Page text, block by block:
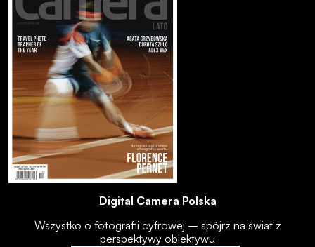
Digital Camera Polska
Wszystko o fotografii cyfrowej – spójrz na świat z
perspektywy obiektywu